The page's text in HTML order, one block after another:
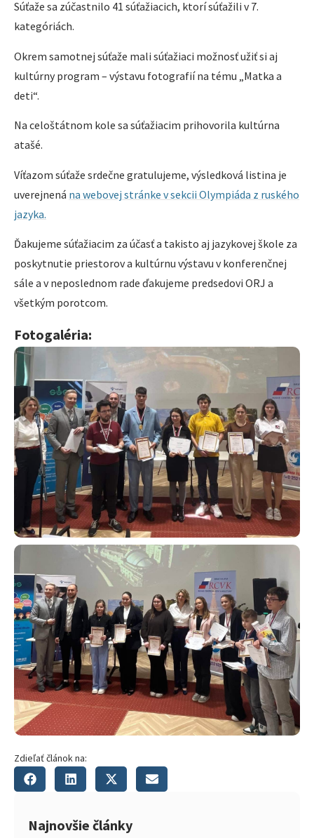
Súťaže sa zúčastnilo 41 súťažiacich, ktorí súťažili v 7.
kategóriách.
Okrem samotnej súťaže mali súťažiaci možnosť užiť si aj
kultúrny program – výstavu fotografií na tému „Matka a
deti“.
Na celoštátnom kole sa súťažiacim prihovorila kultúrna
atašé.
Víťazom súťaže srdečne gratulujeme, výsledková listina je
uverejnená na webovej stránke v sekcii Olympiáda z ruského
jazyka.
Ďakujeme súťažiacim za účasť a takisto aj jazykovej škole za
poskytnutie priestorov a kultúrnu výstavu v konferenčnej
sále a v neposlednom rade ďakujeme predsedovi ORJ a
všetkým porotcom.
Fotogaléria:
Zdieľať článok na:
Najnovšie články